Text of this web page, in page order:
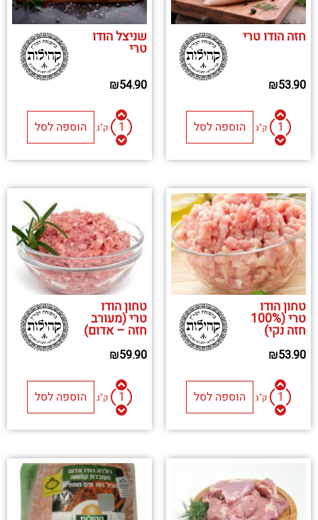
חזה הודו טרי
₪53.90
ק"ג הוספה לסל
שניצל הודו
טרי
₪54.90
ק"ג הוספה לסל
טחון הודו
טרי (100%
חזה נקי)
₪53.90
ק"ג הוספה לסל
טחון הודו
טרי (מעורב
חזה – אדום)
₪59.90
ק"ג הוספה לסל